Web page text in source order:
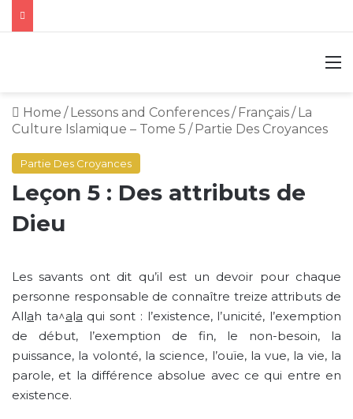
Home / Lessons and Conferences/ Français/ La
Culture Islamique – Tome 5 / Partie Des Croyances
Partie Des Croyances
Leçon 5 : Des attributs de
Dieu
Les savants ont dit qu’il est un devoir pour chaque
personne responsable de connaître treize attributs de
Allah ta^ala qui sont : l’existence, l’unicité, l’exemption
de début, l’exemption de fin, le non-besoin, la
puissance, la volonté, la science, l’ouïe, la vue, la vie, la
parole, et la différence absolue avec ce qui entre en
existence.